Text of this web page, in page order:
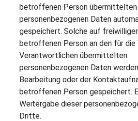
betroffenen Person übermittelten
personenbezogenen Daten
gespeichert. Solche auf
betroffenen Person an den für die
Verantwortlichen übermittelten
personenbezogenen Daten
Bearbeitung oder der
betroffenen Person gespeichert.
Weitergabe dieser
Dritte.